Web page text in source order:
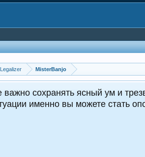
MisterBanjo
сохранять ясный ум и
именно вы можете стать